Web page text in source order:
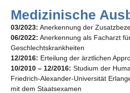
Medizinische
03/2023: Anerkennung der
06/2022: Anerkennung als Facharzt
Geschlechtskrankheiten
12/2016: Erteilung der ärztlichen
10/2010 – 12/2016: Studium der
Friedrich-Alexander-Universität
mit dem Staatsexamen